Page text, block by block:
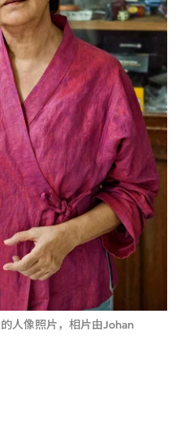
人像照片，相片由Johan